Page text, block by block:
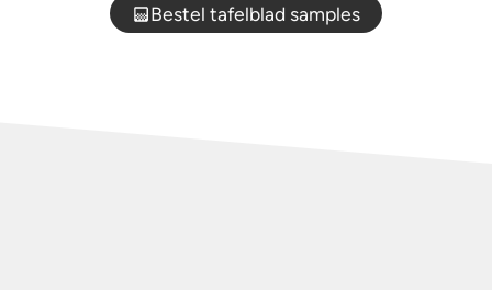
Bestel tafelblad samples